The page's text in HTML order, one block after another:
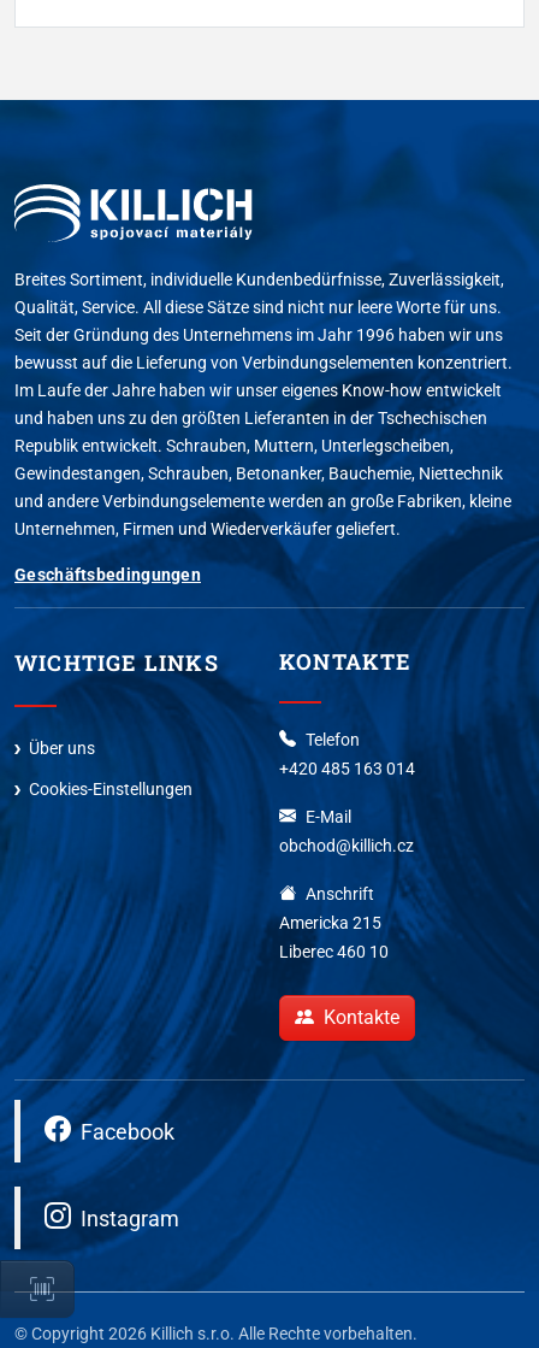
Breites Sortiment, individuelle Kundenbedürfnisse, Zuverlässigkeit,
Qualität, Service. All diese Sätze sind nicht nur leere Worte für uns.
Seit der Gründung des Unternehmens im Jahr 1996 haben wir uns
bewusst auf die Lieferung von Verbindungselementen konzentriert.
Im Laufe der Jahre haben wir unser eigenes Know-how entwickelt
und haben uns zu den größten Lieferanten in der Tschechischen
Republik entwickelt. Schrauben, Muttern, Unterlegscheiben,
Gewindestangen, Schrauben, Betonanker, Bauchemie, Niettechnik
und andere Verbindungselemente werden an große Fabriken, kleine
Unternehmen, Firmen und Wiederverkäufer geliefert.
Geschäftsbedingungen
WICHTIGE LINKS
Über uns
Cookies-Einstellungen
KONTAKTE
Telefon
+420 485 163 014
E-Mail
obchod@killich.cz
Anschrift
Americka 215
Liberec 460 10
Kontakte
Facebook
Instagram
© Copyright 2026 Killich s.r.o. Alle Rechte vorbehalten.